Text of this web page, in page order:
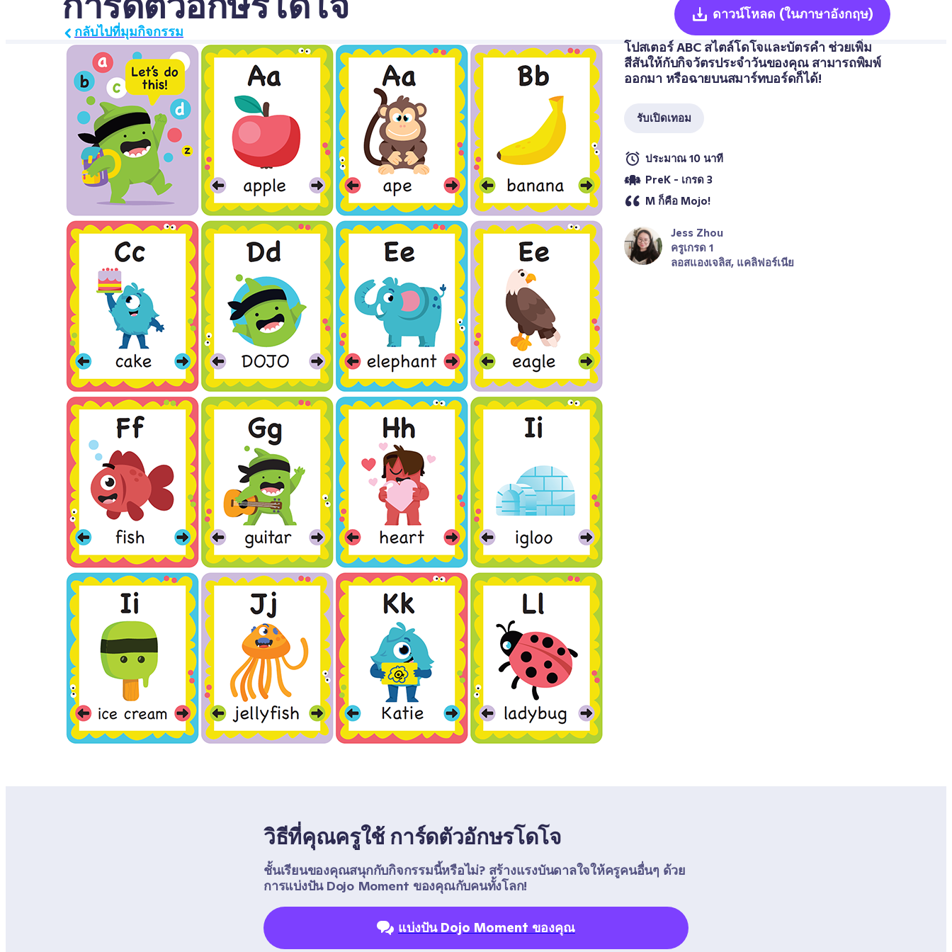
กลับไปที่มุมกิจกรรม
ดาวน์โหลด (ในภาษาอังกฤษ)
โปสเตอร์ ABC สไตล์โดโจและบัตรคำ ช่วยเพิ่ม
สีสันให้กับกิจวัตรประจำวันของคุณ สามารถพิมพ์
ออกมา หรือฉายบนสมาร์ทบอร์ดก็ได้!
รับเปิดเทอม
ประมาณ 10 นาที
PreK - เกรด 3
M ก็คือ Mojo!
Jess Zhou
ครูเกรด 1
ลอสแองเจลิส, แคลิฟอร์เนีย
วิธีที่คุณครูใช้ การ์ดตัวอักษรโดโจ
ชั้นเรียนของคุณสนุกกับกิจกรรมนี้หรือไม่? สร้างแรงบันดาลใจให้ครูคนอื่นๆ ด้วย
การแบ่งปัน Dojo Moment ของคุณกับคนทั้งโลก!
แบ่งปัน Dojo Moment ของคุณ